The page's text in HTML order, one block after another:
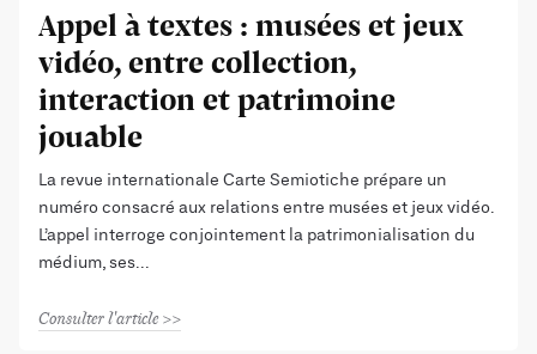
Appel à textes : musées et jeux
vidéo, entre collection,
interaction et patrimoine
jouable
La revue internationale Carte Semiotiche prépare un
numéro consacré aux relations entre musées et jeux vidéo.
L’appel interroge conjointement la patrimonialisation du
médium, ses
Consulter l'article